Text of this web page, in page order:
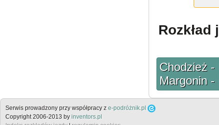
Rozkład
Chodzież -
Margonin
Serwis prowadzony przy współpracy z e-podróżnik.pl
Copyright 2006-2013 by inventors.pl